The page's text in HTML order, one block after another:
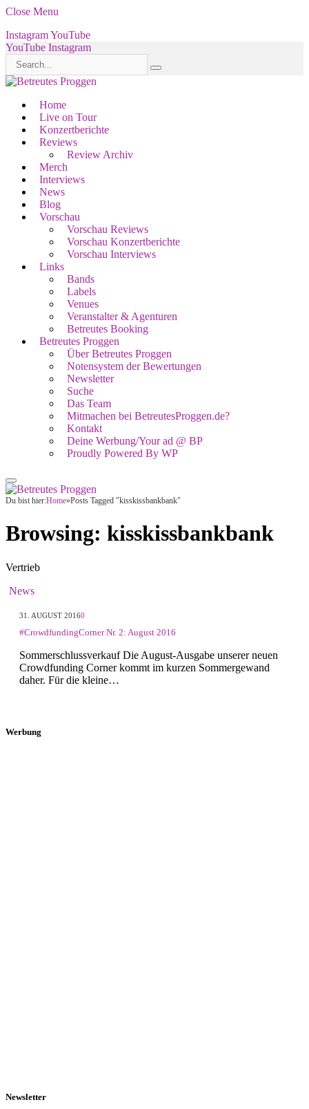
Close Menu
InstagramYouTube
YouTube Instagram
Home
Live on Tour
Konzertberichte
Reviews
Review Archiv
Merch
Interviews
News
Blog
Vorschau
Vorschau Reviews
Vorschau Konzertberichte
Vorschau Interviews
Links
Bands
Labels
Venues
Veranstalter & Agenturen
Betreutes Booking
Betreutes Proggen
Über Betreutes Proggen
Notensystem der Bewertungen
Newsletter
Suche
Das Team
Mitmachen bei BetreutesProggen.de?
Kontakt
Deine Werbung/Your ad @ BP
Proudly Powered By WP
Du bist hier:Home»Posts Tagged "kisskissbankbank"
Browsing: kisskissbankbank
Vertrieb
News
31. AUGUST 20160
#CrowdfundingCorner Nr. 2: August 2016
Sommerschlussverkauf Die August-Ausgabe unserer neuen
Crowdfunding Corner kommt im kurzen Sommergewand
daher. Für die kleine…
Werbung
Newsletter